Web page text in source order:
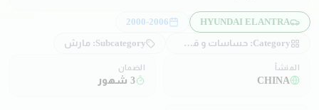
HYUNDAI ELANTRA
2000-2006
Category: حساسات و قطع كهربائية Subcategory: مارش
المنشأ
CHINA
الضمان
3 شهور